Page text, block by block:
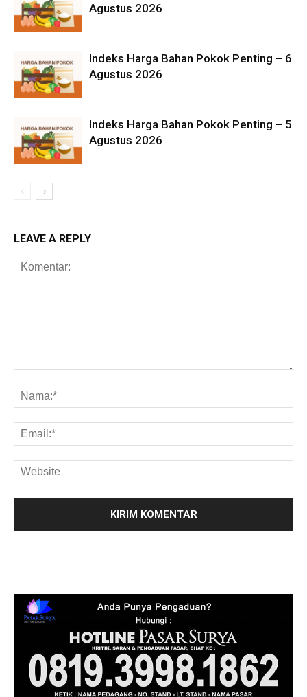
Agustus 2026
Indeks Harga Bahan Pokok Penting – 6
Agustus 2026
Indeks Harga Bahan Pokok Penting – 5
Agustus 2026
LEAVE A REPLY